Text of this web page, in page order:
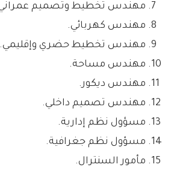
مهندس تخطيط وتصميم
مهندس كهربائي.
مهندس تخطيط حضري وإقليمي.
مهندس مساحة.
مهندس ديكور.
مهندس تصميم داخلي.
مسؤول نظم إدارية.
مسؤول نظم جغرافية.
مأمور السنترال.